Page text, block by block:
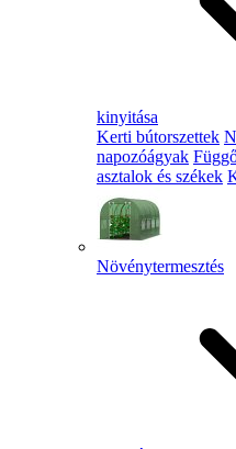
kinyitása
Kerti bútorszettek
napozóágyak
asztalok és székek
Növénytermesztés